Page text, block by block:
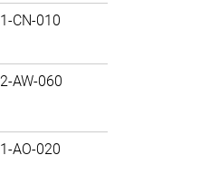
1-CN-010
2-AW-060
1-AO-020